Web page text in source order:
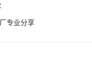
专业分享